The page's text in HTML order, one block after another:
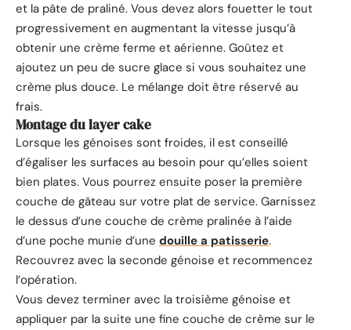
et la pâte de praliné. Vous devez alors fouetter le tout
progressivement en augmentant la vitesse jusqu’à
obtenir une crème ferme et aérienne. Goûtez et
ajoutez un peu de sucre glace si vous souhaitez une
crème plus douce. Le mélange doit être réservé au
frais.
Montage du layer cake
Lorsque les génoises sont froides, il est conseillé
d’égaliser les surfaces au besoin pour qu’elles soient
bien plates. Vous pourrez ensuite poser la première
couche de gâteau sur votre plat de service. Garnissez
le dessus d’une couche de crème pralinée à l’aide
d’une poche munie d’une douille a patisserie.
Recouvrez avec la seconde génoise et recommencez
l’opération.
Vous devez terminer avec la troisième génoise et
appliquer par la suite une fine couche de crème sur le